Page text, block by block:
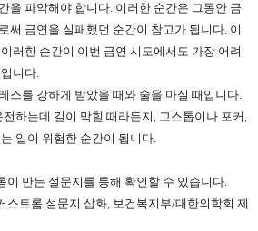
을 파악해야 합니다. 이러한 순간은 그동안 금
써 금연을 실패했던 순간이 참고가 됩니다. 이
러한 순간이 이번 금연 시도에서도 가장 어려
니다.
스를 강하게 받았을 때와 술을 마실 때입니다.
하는데 길이 막힐 때라든지, 고스톱이나 포커,
일이 위험한 순간이 됩니다.
이 만든 설문지를 통해 확인할 수 있습니다.